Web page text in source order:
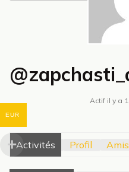
Actif il y a
Activités Profil Amis
EUR